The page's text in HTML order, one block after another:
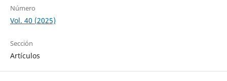
Número
Vol. 40 (2025)
Sección
Artículos